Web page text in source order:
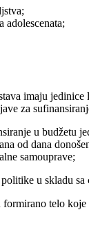
imaju
za
u budžetu
od dana
samouprave;
u skladu
telo